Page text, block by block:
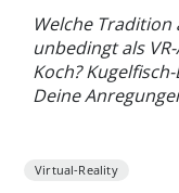
Welche
unbedingt als
Koch?
Deine
Virtual-Reality